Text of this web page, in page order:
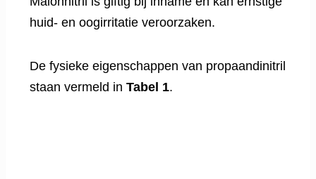
huid- en oogirritatie veroorzaken.
De fysieke eigenschappen van propaandinitril
staan vermeld in Tabel 1.